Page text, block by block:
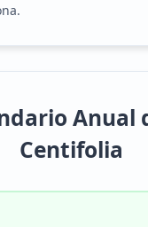
Anual
Centifolia